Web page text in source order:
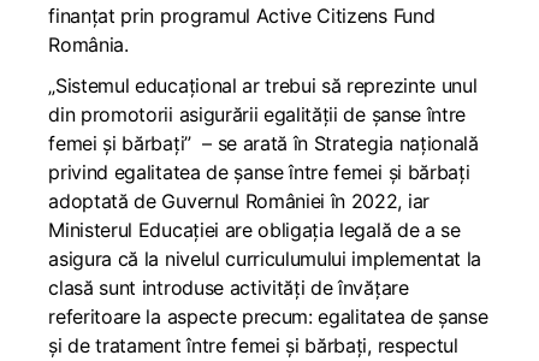
finanțat prin programul Active Citizens Fund
România.
„Sistemul educațional ar trebui să reprezinte unul
din promotorii asigurării egalității de șanse între
femei și bărbați” – se arată în Strategia națională
privind egalitatea de șanse între femei și bărbați
adoptată de Guvernul României în 2022, iar
Ministerul Educației are obligația legală de a se
asigura că la nivelul curriculumului implementat la
clasă sunt introduse activități de învățare
referitoare la aspecte precum: egalitatea de șanse
și de tratament între femei și bărbați, respectul